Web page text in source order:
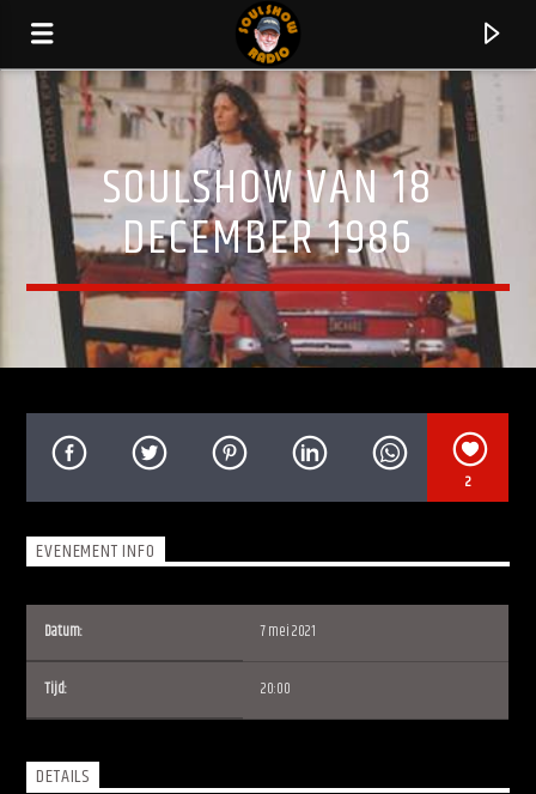
HUIDIG NUMMER
SOULSHOW VAN 18
DECEMBER 1986
2
EVENEMENT INFO
Datum: 7 mei 2021
Tijd: 20:00
DETAILS